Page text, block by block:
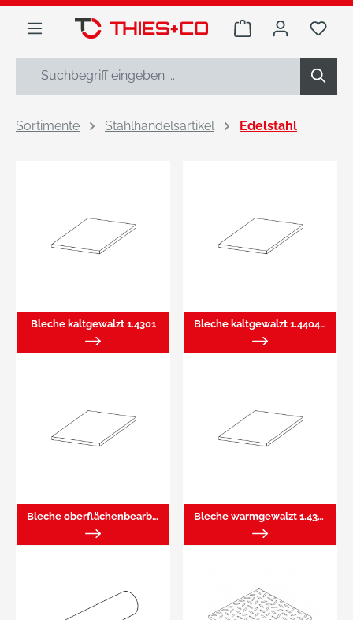
springen
Warenkorb Du
Sortimente Stahlhandelsartikel Edelstahl
Bleche kaltgewalzt 1.4301 Bleche kaltgewalzt 1.4404/4571
Bleche oberflächenbearbeitet Bleche warmgewalzt 1.4301